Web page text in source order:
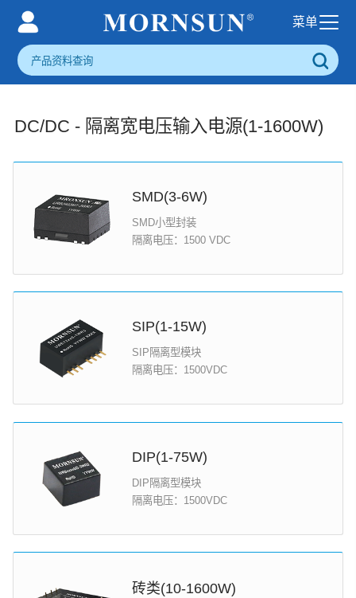
DC/DC - 隔离宽电压输入电源(1-1600W)
SMD(3-6W)
SMD小型封装
隔离电压：1500 VDC
SIP(1-15W)
SIP隔离型模块
隔离电压：1500VDC
DIP(1-75W)
DIP隔离型模块
隔离电压：1500VDC
砖类(10-1600W)